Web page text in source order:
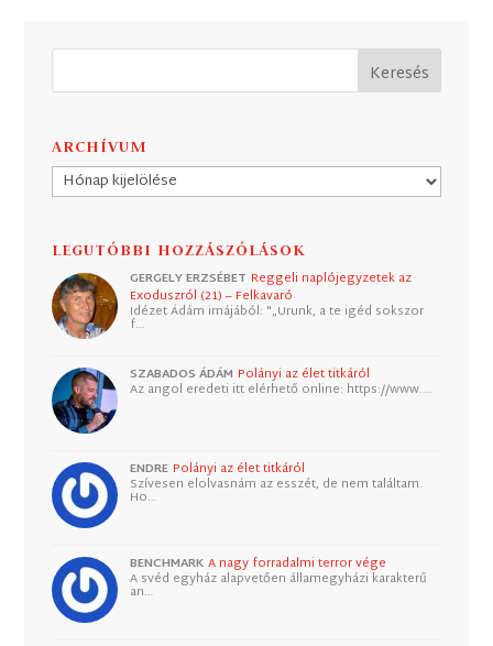
ARCHÍVUM
Archívum
LEGUTÓBBI HOZZÁSZÓLÁSOK
GERGELY ERZSÉBET Reggeli naplójegyzetek az
Exoduszról (21) – Felkavaró
Idézet Ádám imájából: "„Urunk, a te igéd sokszor
f…
SZABADOS ÁDÁM Polányi az élet titkáról
Az angol eredeti itt elérhető online: https://www.…
ENDRE Polányi az élet titkáról
Szívesen elolvasnám az esszét, de nem találtam.
Ho…
BENCHMARK A nagy forradalmi terror vége
A svéd egyház alapvetően államegyházi karakterű
an…